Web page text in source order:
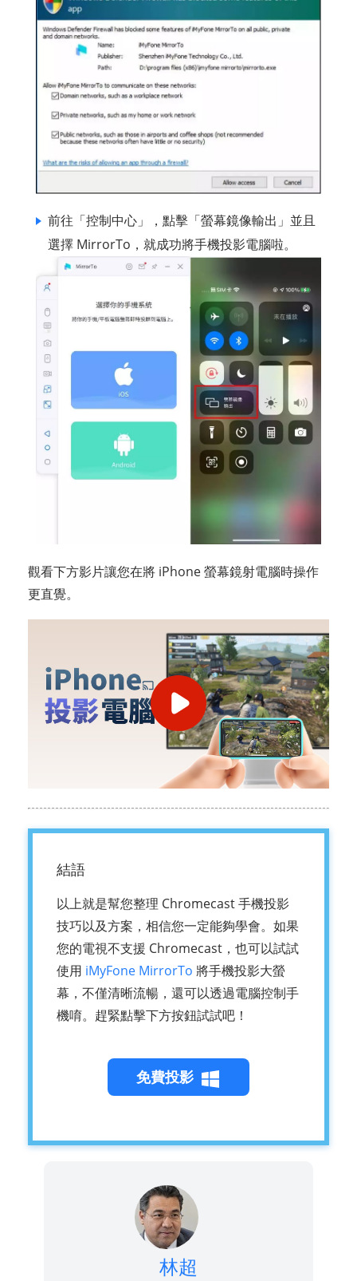
前往「控制中心」，點擊「螢幕鏡像輸出」並且
選擇 MirrorTo，就成功將手機投影電腦啦。
觀看下方影片讓您在將 iPhone 螢幕鏡射電腦時操作
更直覺。
結語
以上就是幫您整理 Chromecast 手機投影
技巧以及方案，相信您一定能夠學會。如果
您的電視不支援 Chromecast，也可以試試
使用 iMyFone MirrorTo 將手機投影大螢
幕，不僅清晰流暢，還可以透過電腦控制手
機唷。趕緊點擊下方按鈕試試吧！
免費投影
林超